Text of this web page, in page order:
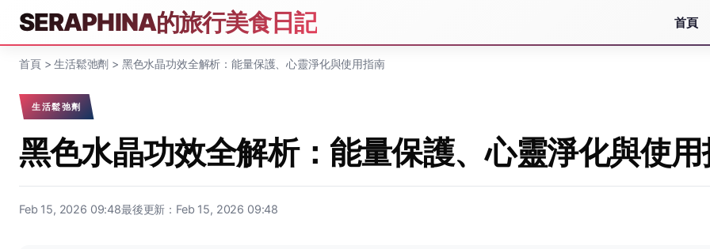
SERAPHINA的旅行美食日記 首頁
首頁>生活鬆弛劑 > 黑色水晶功效全解析：能量保護、心靈淨化與使用指南
生活鬆弛劑
黑色水晶功效全解析：能量保護、心靈淨化與使
Feb 15, 2026 09:48最後更新：Feb 15, 2026 09:48